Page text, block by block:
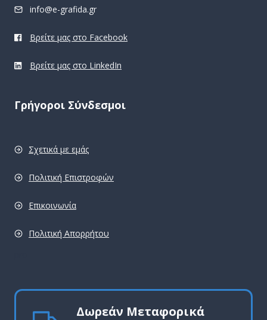
info@e-grafida.gr
Βρείτε μας στο Facebook
Βρείτε μας στο LinkedIn
Γρήγοροι Σύνδεσμοι
Σχετικά με εμάς
Πολιτική Επιστροφών
Επικοινωνία
Πολιτική Απορρήτου
Δωρεάν Μεταφορικά